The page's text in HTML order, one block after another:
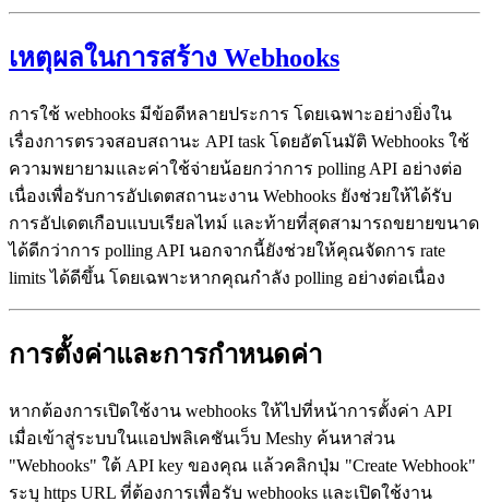
เหตุผลในการสร้าง Webhooks
การใช้ webhooks มีข้อดีหลายประการ โดยเฉพาะอย่างยิ่งใน
เรื่องการตรวจสอบสถานะ API task โดยอัตโนมัติ Webhooks ใช้
ความพยายามและค่าใช้จ่ายน้อยกว่าการ polling API อย่างต่อ
เนื่องเพื่อรับการอัปเดตสถานะงาน Webhooks ยังช่วยให้ได้รับ
การอัปเดตเกือบแบบเรียลไทม์ และท้ายที่สุดสามารถขยายขนาด
ได้ดีกว่าการ polling API นอกจากนี้ยังช่วยให้คุณจัดการ rate
limits ได้ดีขึ้น โดยเฉพาะหากคุณกำลัง polling อย่างต่อเนื่อง
การตั้งค่าและการกำหนดค่า
หากต้องการเปิดใช้งาน webhooks ให้ไปที่หน้าการตั้งค่า API
เมื่อเข้าสู่ระบบในแอปพลิเคชันเว็บ Meshy ค้นหาส่วน
"Webhooks" ใต้ API key ของคุณ แล้วคลิกปุ่ม "Create Webhook"
ระบุ https URL ที่ต้องการเพื่อรับ webhooks และเปิดใช้งาน